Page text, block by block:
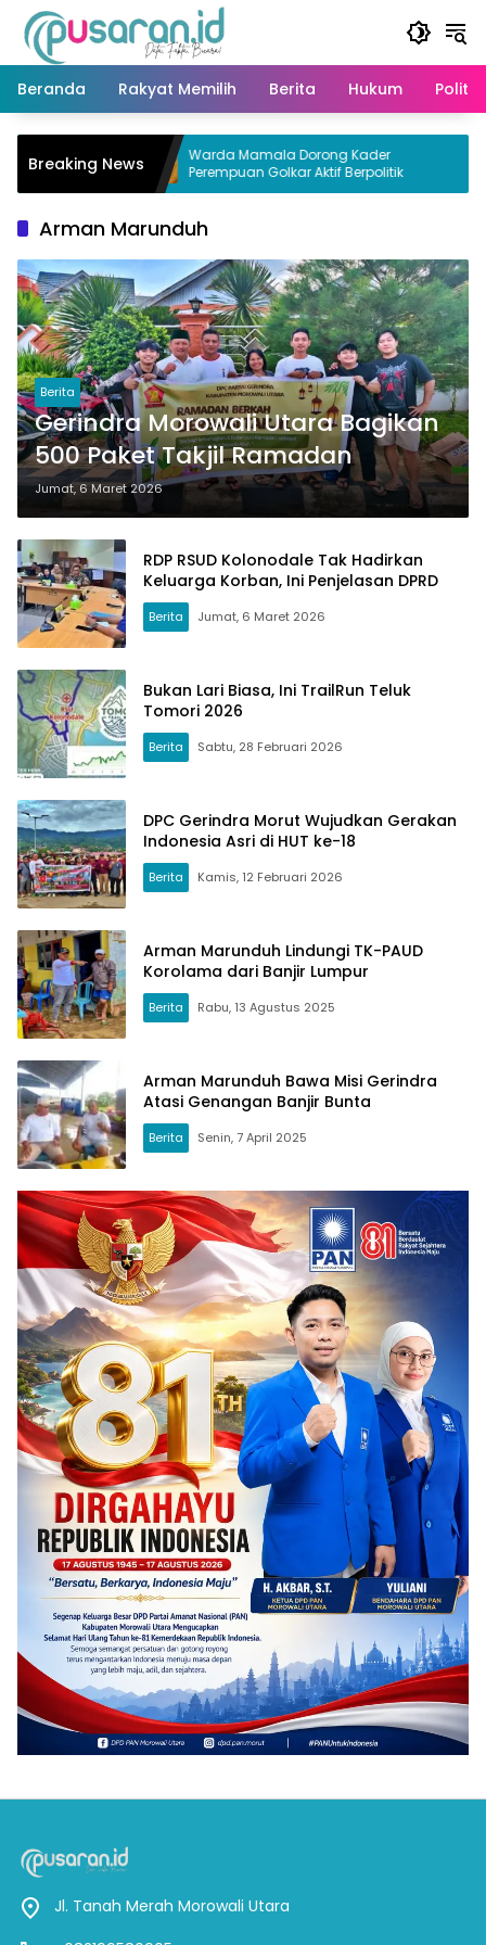
Langsung
konten
Beranda
Rakyat Memilih Berita Hukum Politik
Breaking News
di
Warda Mamala Dorong Kader
Perempuan Golkar Aktif Berpolitik
Arman Marunduh
Berita
Gerindra Morowali Utara Bagikan
500 Paket Takjil Ramadan
Jumat, 6 Maret 2026
RDP RSUD Kolonodale Tak Hadirkan
Keluarga Korban, Ini Penjelasan DPRD
Berita Jumat, 6 Maret 2026
Bukan Lari Biasa, Ini TrailRun Teluk
Tomori 2026
Berita Sabtu, 28 Februari 2026
DPC Gerindra Morut Wujudkan Gerakan
Indonesia Asri di HUT ke-18
Berita Kamis, 12 Februari 2026
Arman Marunduh Lindungi TK-PAUD
Korolama dari Banjir Lumpur
Berita Rabu, 13 Agustus 2025
Arman Marunduh Bawa Misi Gerindra
Atasi Genangan Banjir Bunta
Berita Senin, 7 April 2025
Jl. Tanah Merah Morowali Utara